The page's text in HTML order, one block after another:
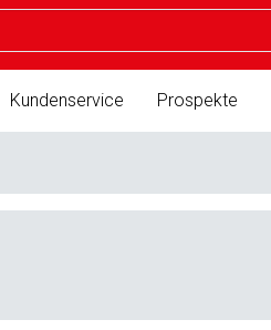
Kundenservice Prospekte